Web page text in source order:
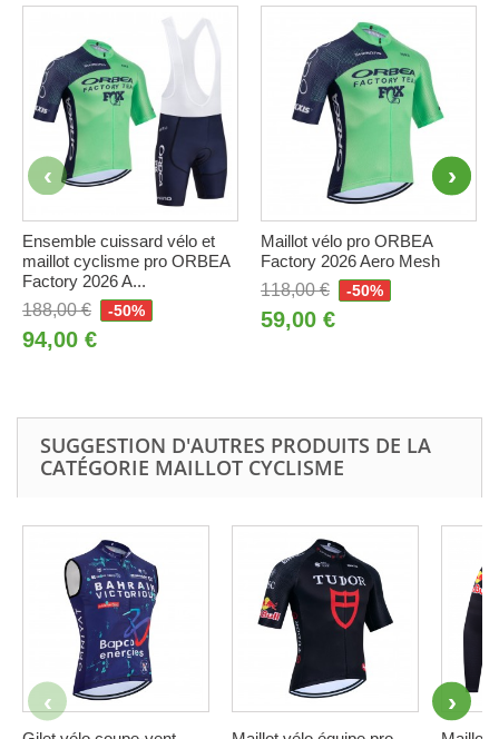
Ensemble cuissard vélo et
maillot cyclisme pro ORBEA
Factory 2026 A...
188,00 €
-50%
94,00 €
Maillot vélo pro ORBEA
Factory 2026 Aero Mesh
118,00 €
-50%
59,00 €
SUGGESTION D'AUTRES PRODUITS DE LA
CATÉGORIE MAILLOT CYCLISME